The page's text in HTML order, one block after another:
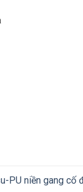
PU niền gang cố